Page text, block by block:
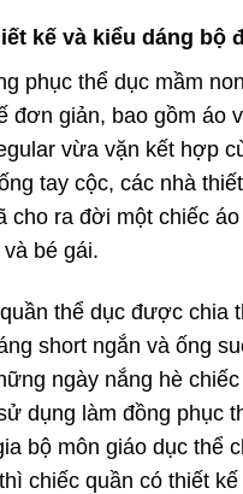
kế và kiểu dáng bộ
phục thể dục mầm
đơn giản, bao gồm áo
vừa vặn kết hợp
tay cộc, các nhà
cho ra đời một chiếc
bé gái.
thể dục được chia
short ngắn và ống
ngày nắng hè
dụng làm đồng phục
bộ môn giáo dục thể
chiếc quần có thiết